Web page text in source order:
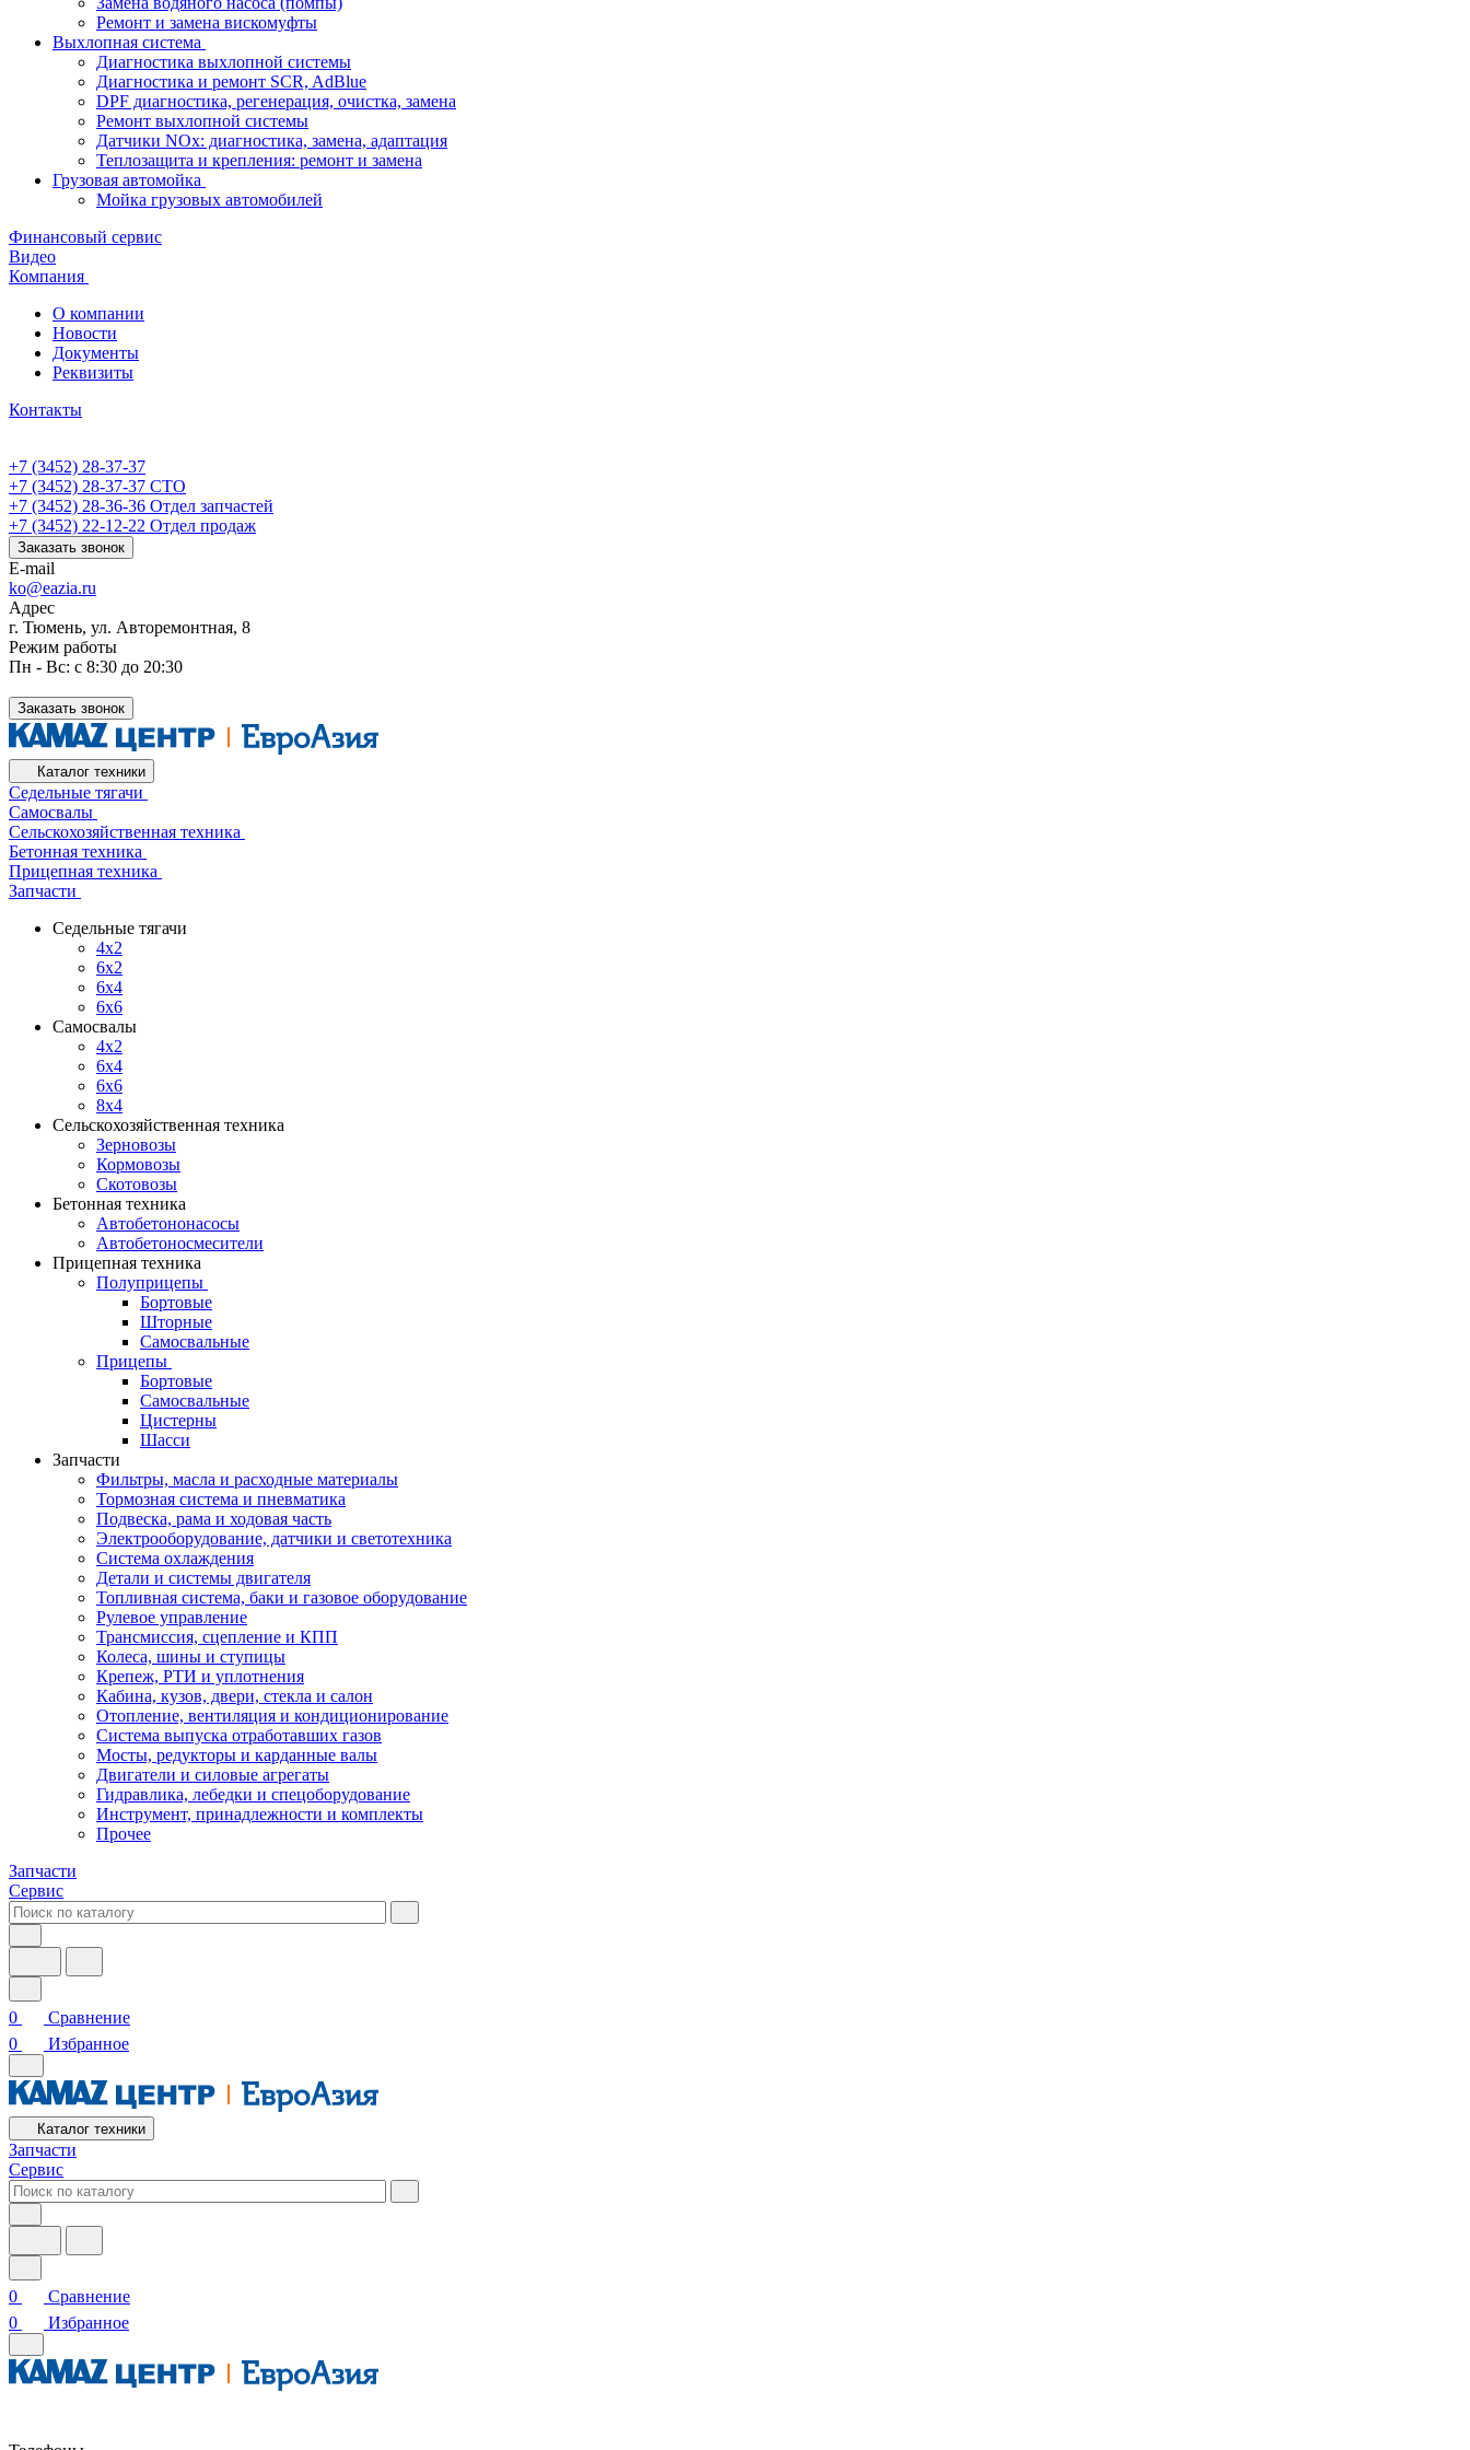
Ремонт и замена вискомуфты
Выхлопная система
Диагностика выхлопной системы
Диагностика и ремонт SCR, AdBlue
DPF диагностика, регенерация, очистка, замена
Ремонт выхлопной системы
Датчики NOx: диагностика, замена, адаптация
Теплозащита и крепления: ремонт и замена
Грузовая автомойка
Мойка грузовых автомобилей
Финансовый сервис
Видео
Компания
О компании
Новости
Документы
Реквизиты
Контакты
+7 (3452) 28-37-37
+7 (3452) 28-37-37 СТО
+7 (3452) 28-36-36 Отдел запчастей
+7 (3452) 22-12-22 Отдел продаж
Заказать звонок
E-mail
ko@eazia.ru
Адрес
г. Тюмень, ул. Авторемонтная, 8
Режим работы
Пн - Вс: с 8:30 до 20:30
Заказать звонок
Каталог техники
Седельные тягачи
Самосвалы
Сельскохозяйственная техника
Бетонная техника
Прицепная техника
Запчасти
Седельные тягачи
4x2
6x2
6x4
6x6
Самосвалы
4x2
6x4
6x6
8x4
Сельскохозяйственная техника
Зерновозы
Кормовозы
Скотовозы
Бетонная техника
Автобетононасосы
Автобетоносмесители
Прицепная техника
Полуприцепы
Бортовые
Шторные
Самосвальные
Прицепы
Бортовые
Самосвальные
Цистерны
Шасси
Запчасти
Фильтры, масла и расходные материалы
Тормозная система и пневматика
Подвеска, рама и ходовая часть
Электрооборудование, датчики и светотехника
Система охлаждения
Детали и системы двигателя
Топливная система, баки и газовое оборудование
Рулевое управление
Трансмиссия, сцепление и КПП
Колеса, шины и ступицы
Крепеж, РТИ и уплотнения
Кабина, кузов, двери, стекла и салон
Отопление, вентиляция и кондиционирование
Система выпуска отработавших газов
Мосты, редукторы и карданные валы
Двигатели и силовые агрегаты
Гидравлика, лебедки и спецоборудование
Инструмент, принадлежности и комплекты
Прочее
Запчасти
Сервис
0
Сравнение
0
Избранное
Каталог техники
Запчасти
Сервис
0
Сравнение
0
Избранное